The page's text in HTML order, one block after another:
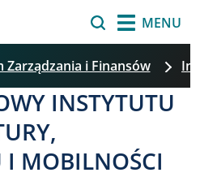
MENU
Zarządzania i Finansów
Pomiń filtrowanie
INSTYTUTU
I MOBILNOŚCI